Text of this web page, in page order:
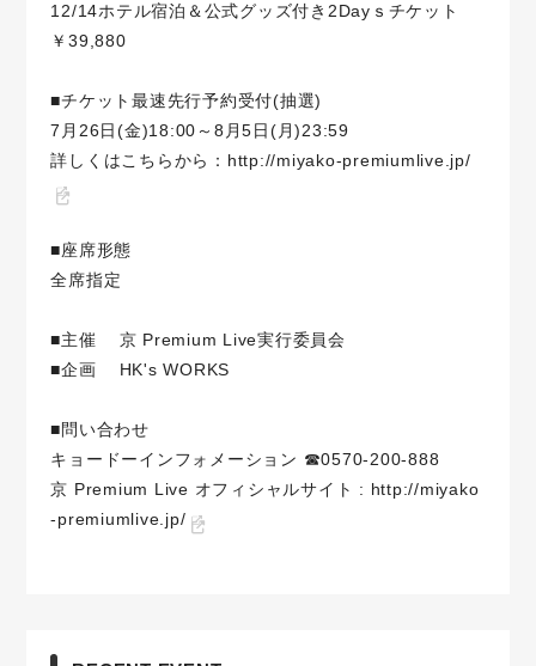
12/14ホテル宿泊＆公式グッズ付き2Dayｓチケット
￥39,880
■チケット最速先行予約受付(抽選)
7月26日(金)18:00～8月5日(月)23:59
詳しくはこちらから： http://miyako-premiumlive.jp/
■座席形態
全席指定
■主催 京 Premium Live実行委員会
■企画 HK's WORKS
■問い合わせ
キョードーインフォメーション ☎0570-200-888
京 Premium Live オフィシャルサイト : http://miyako
-premiumlive.jp/